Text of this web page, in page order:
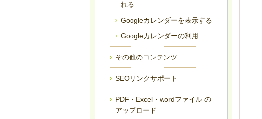
れる
Googleカレンダーを表示する
Googleカレンダーの利用
その他のコンテンツ
SEOリンクサポート
PDF・Excel・wordファイル の
アップロード